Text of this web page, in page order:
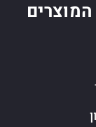
המוצרים